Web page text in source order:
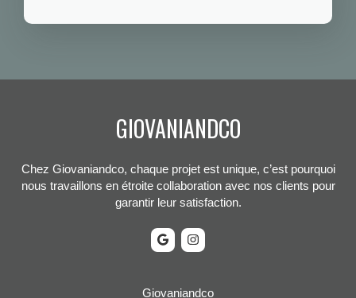
GIOVANIANDCO
Chez Giovaniandco, chaque projet est unique, c’est pourquoi
nous travaillons en étroite collaboration avec nos clients pour
garantir leur satisfaction.
Giovaniandco